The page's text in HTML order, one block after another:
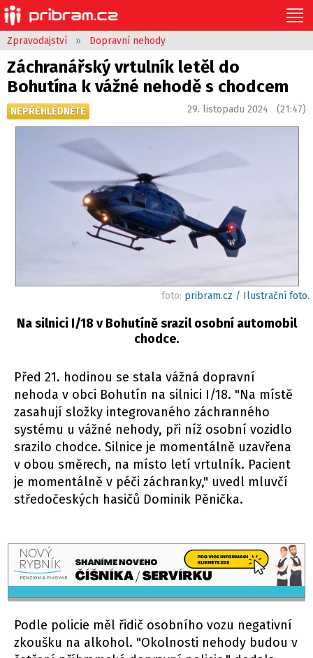
Zpravodajství » Dopravní nehody
Záchranářský vrtulník letěl do
Bohutína k vážné nehodě s chodcem
NEPŘEHLÉDNĚTE 29. listopadu 2024 (21:47)
foto: pribram.cz / Ilustrační foto.
Na silnici I/18 v Bohutíně srazil osobní automobil
chodce.
Před 21. hodinou se stala vážná dopravní
nehoda v obci Bohutín na silnici I/18. "Na místě
zasahují složky integrovaného záchranného
systému u vážné nehody, při níž osobní vozidlo
srazilo chodce. Silnice je momentálně uzavřena
v obou směrech, na místo letí vrtulník. Pacient
je momentálně v péči záchranky," uvedl mluvčí
středočeských hasičů Dominik Pěnička.
Podle policie měl řidič osobního vozu negativní
zkoušku na alkohol. "Okolnosti nehody budou v